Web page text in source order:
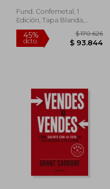
dcto. $ 124.436
Fund. Confemetal, 1
Edición, Tapa Blanda,
Nuevo